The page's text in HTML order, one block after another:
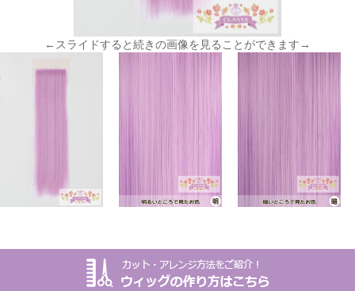
←スライドすると続きの画像を見ることができます→